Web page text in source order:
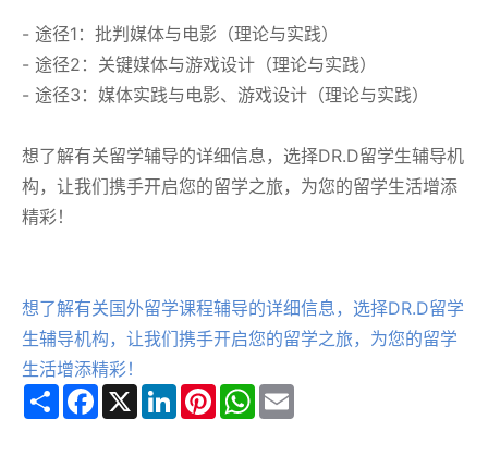
- 途径1：批判媒体与电影（理论与实践）
- 途径2：关键媒体与游戏设计（理论与实践）
- 途径3：媒体实践与电影、游戏设计（理论与实践）
想了解有关留学辅导的详细信息，选择DR.D留学生辅导机
构，让我们携手开启您的留学之旅，为您的留学生活增添
精彩！
想了解有关国外留学课程辅导的详细信息，选择DR.D留学
生辅导机构，让我们携手开启您的留学之旅，为您的留学
生活增添精彩！
Share Facebook
X LinkedInPinterestWhatsApp